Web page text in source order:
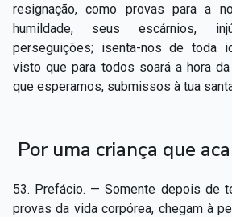
resignação, como provas para a
humildade, seus escárnios,
perseguições; isenta-nos de toda
visto que para todos soará a hora
que esperamos, submissos à tua
Por uma criança que
53. Prefácio. — Somente depois de
provas da vida corpórea, chegam à